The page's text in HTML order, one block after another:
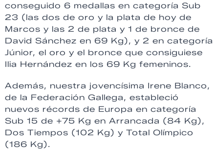
conseguido 6 medallas en categoría Sub
23 (las dos de oro y la plata de hoy de
Marcos y las 2 de plata y 1 de bronce de
David Sánchez en 69 Kg), y 2 en categoría
Júnior, el oro y el bronce que consiguiese
Ilia Hernández en los 69 Kg femeninos.
Además, nuestra jovencísima Irene Blanco,
de la Federación Gallega, estableció
nuevos récords de Europa en categoría
Sub 15 de +75 Kg en Arrancada (84 Kg),
Dos Tiempos (102 Kg) y Total Olímpico
(186 Kg).